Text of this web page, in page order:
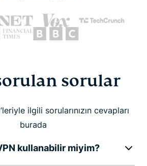
sorular
ilgili sorularınızın cevapları
burada
kullanabilir miyim?